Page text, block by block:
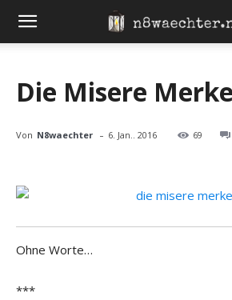
Die Misere
Von N8waechter - 6. Jan.. 2016 69
Ohne Worte…
***